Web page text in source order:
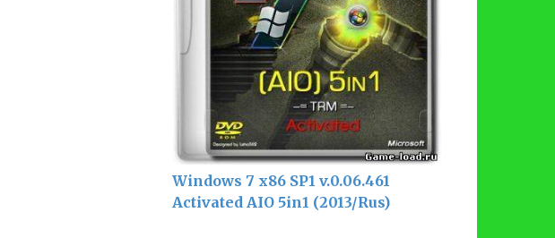
Windows 7 x86 SP1 v.0.06.461
Activated AIO 5in1 (2013/Rus)